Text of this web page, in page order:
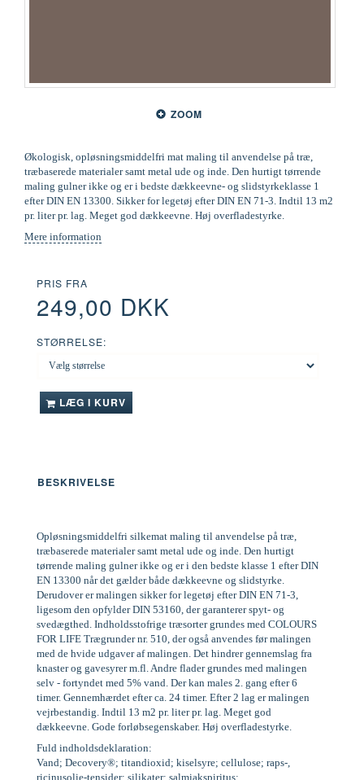
ZOOM
Økologisk, opløsningsmiddelfri mat maling til anvendelse på træ,
træbaserede materialer samt metal ude og inde. Den hurtigt tørrende
maling gulner ikke og er i bedste dækkeevne- og slidstyrkeklasse 1
efter DIN EN 13300. Sikker for legetøj efter DIN EN 71-3. Indtil 13 m2
pr. liter pr. lag. Meget god dækkeevne. Høj overfladestyrke.
Mere information
PRIS FRA
249,00 DKK
STØRRELSE:
LÆG I KURV
BESKRIVELSE
Opløsningsmiddelfri silkemat maling til anvendelse på træ,
træbaserede materialer samt metal ude og inde. Den hurtigt
tørrende maling gulner ikke og er i den bedste klasse 1 efter DIN
EN 13300 når det gælder både dækkeevne og slidstyrke.
Derudover er malingen sikker for legetøj efter DIN EN 71-3,
ligesom den opfylder DIN 53160, der garanterer spyt- og
svedægthed. Indholdsstofrige træsorter grundes med COLOURS
FOR LIFE Trægrunder nr. 510, der også anvendes før malingen
med de hvide udgaver af malingen. Det hindrer gennemslag fra
knaster og gavesyrer m.fl. Andre flader grundes med malingen
selv - fortyndet med 5% vand. Der kan males 2. gang efter 6
timer. Gennemhærdet efter ca. 24 timer. Efter 2 lag er malingen
vejrbestandig. Indtil 13 m2 pr. liter pr. lag. Meget god
dækkeevne. Gode forløbsegenskaber. Høj overfladestyrke.
Fuld indholdsdeklaration:
Vand; Decovery®; titandioxid; kiselsyre; cellulose; raps-,
ricinusolie-tensider; silikater; salmiakspiritus;